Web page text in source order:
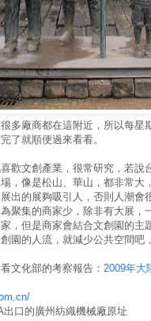
多廠商都在這附近，所以每星
了就順便過來看看。
歡文創產業，很常研究，若
，像是松山、華山，都非常
出的展夠吸引人，否則人潮
聚集的商家少，除非有大展
，但是商家會結合文創園的
園的人流，就減少公共空間吧
文化部的考察報告： 2009年大
口的廣州紡織機械廠原址